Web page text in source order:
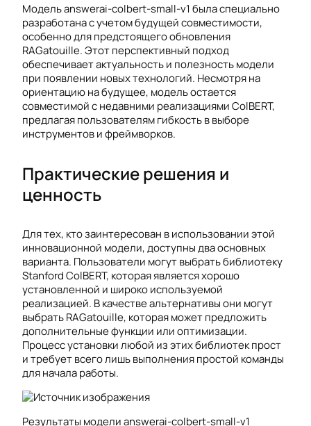
Модель answerai-colbert-small-v1 была специально
разработана с учетом будущей совместимости,
особенно для предстоящего обновления
RAGatouille. Этот перспективный подход
обеспечивает актуальность и полезность модели
при появлении новых технологий. Несмотря на
ориентацию на будущее, модель остается
совместимой с недавними реализациями ColBERT,
предлагая пользователям гибкость в выборе
инструментов и фреймворков.
Практические решения и
ценность
Для тех, кто заинтересован в использовании этой
инновационной модели, доступны два основных
варианта. Пользователи могут выбрать библиотеку
Stanford ColBERT, которая является хорошо
установленной и широко используемой
реализацией. В качестве альтернативы они могут
выбрать RAGatouille, которая может предложить
дополнительные функции или оптимизации.
Процесс установки любой из этих библиотек прост
и требует всего лишь выполнения простой команды
для начала работы.
Результаты модели answerai-colbert-small-v1